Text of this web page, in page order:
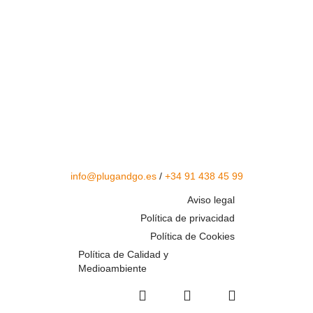
info@plugandgo.es / +34 91 438 45 99
Aviso legal
Política de privacidad
Política de Cookies
Política de Calidad y
Medioambiente